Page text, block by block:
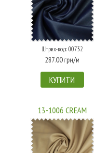
Штрих-код: 00732
287.00 грн/м
КУПИТИ
13-1006 CREAM